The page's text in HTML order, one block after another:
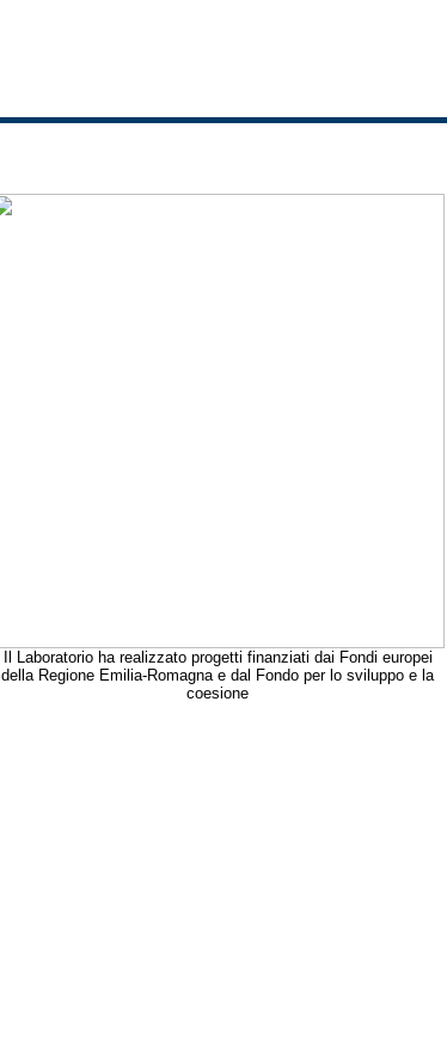
Il Laboratorio ha realizzato progetti finanziati dai Fondi europei
della Regione Emilia-Romagna e dal Fondo per lo sviluppo e la
coesione